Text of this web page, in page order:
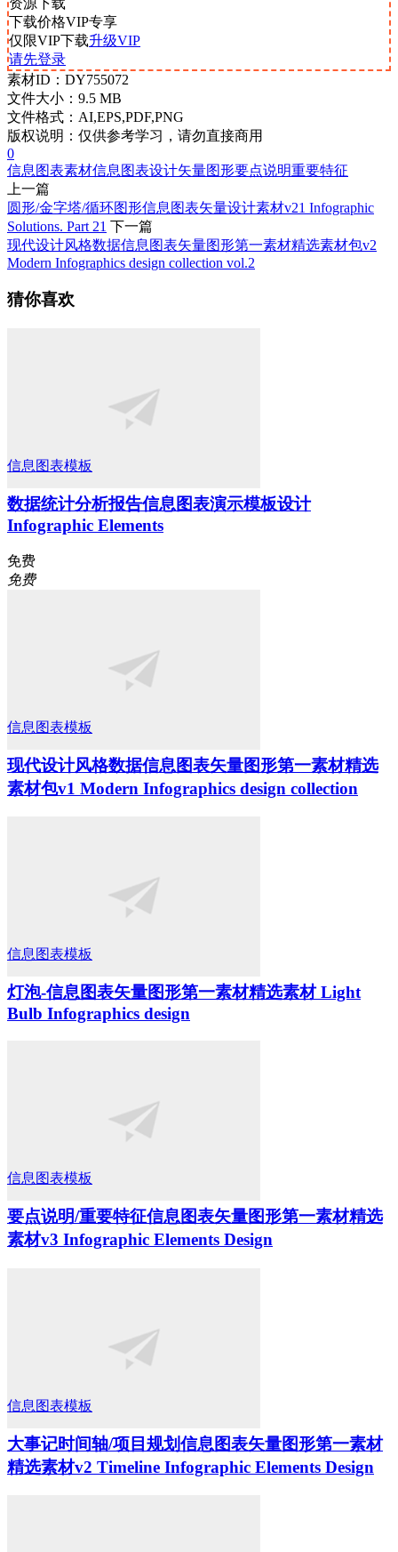
资源下载
下载价格VIP专享
仅限VIP下载升级VIP
请先登录
素材ID： DY755072
文件大小： 9.5 MB
文件格式： AI,EPS,PDF,PNG
版权说明： 仅供参考学习，请勿直接商用
0
信息图表素材信息图表设计矢量图形要点说明重要特征
上一篇
圆形/金字塔/循环图形信息图表矢量设计素材v21 Infographic
Solutions. Part 21 下一篇
现代设计风格数据信息图表矢量图形第一素材精选素材包v2
Modern Infographics design collection vol.2
猜你喜欢
信息图表模板
数据统计分析报告信息图表演示模板设计
Infographic Elements
免费
免费
信息图表模板
现代设计风格数据信息图表矢量图形第一素材精选
素材包v1 Modern Infographics design collection
信息图表模板
灯泡-信息图表矢量图形第一素材精选素材 Light
Bulb Infographics design
信息图表模板
要点说明/重要特征信息图表矢量图形第一素材精选
素材v3 Infographic Elements Design
信息图表模板
大事记时间轴/项目规划信息图表矢量图形第一素材
精选素材v2 Timeline Infographic Elements Design